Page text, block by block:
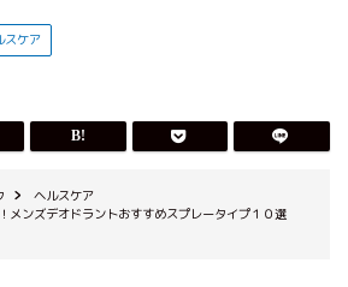
ケア
ヘルスケア
メンズデオドラントおすすめスプレータイプ１０選